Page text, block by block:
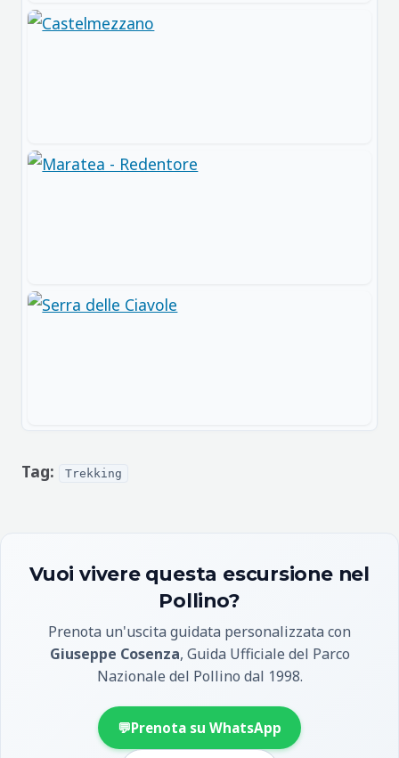
Tag: Trekking
Vuoi vivere questa escursione nel
Pollino?
Prenota un'uscita guidata personalizzata con
Giuseppe Cosenza, Guida Ufficiale del Parco
Nazionale del Pollino dal 1998.
💬Prenota su WhatsApp